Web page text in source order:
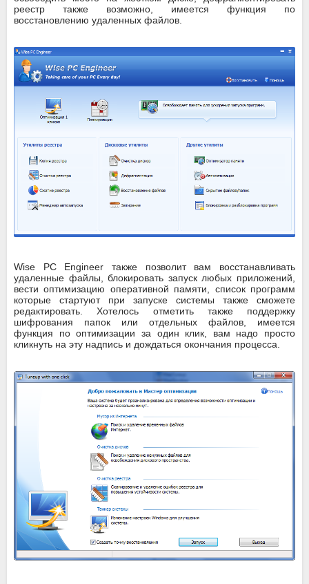
реестр также возможно, имеется функция по
восстановлению удаленных файлов.
Wise PC Engineer также позволит вам восстанавливать
удаленные файлы, блокировать запуск любых приложений,
вести оптимизацию оперативной памяти, список программ
которые стартуют при запуске системы также сможете
редактировать. Хотелось отметить также поддержку
шифрования папок или отдельных файлов, имеется
функция по оптимизации за один клик, вам надо просто
кликнуть на эту надпись и дождаться окончания процесса.